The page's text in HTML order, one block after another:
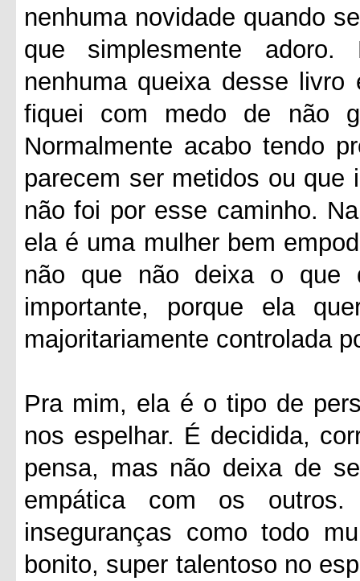
nenhuma novidade quando
que simplesmente
nenhuma queixa desse
fiquei com medo de não
Normalmente acabo tendo
parecem ser metidos ou
não foi por esse caminho.
ela é uma mulher bem
não que não deixa o que
importante, porque ela
majoritariamente controlada
Pra mim, ela é o tipo de
nos espelhar. É decidida,
pensa, mas não deixa de
empática com os
inseguranças como todo
bonito, super talentoso no